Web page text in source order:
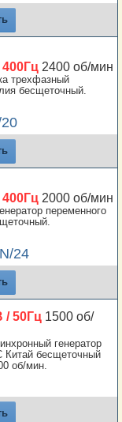
2400 об/мин
трехфазный
бесщеточный.
2000 об/мин
переменного
24
/ 50Гц 1500 об/
генератор
Китай бесщеточный
об/мин.